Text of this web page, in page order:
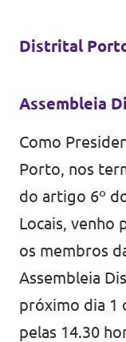
Distrital
Assembleia
Como
Porto, nos
do artigo 6º
Locais, venho
os membros
Assembleia
próximo dia 1
pelas 14.30